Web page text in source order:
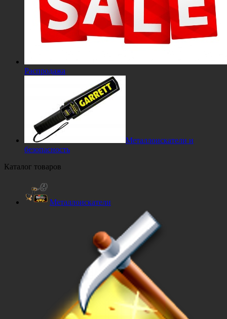
Распродажа
Металлоискатели и
безопасность
Каталог товаров
Металлоискатели